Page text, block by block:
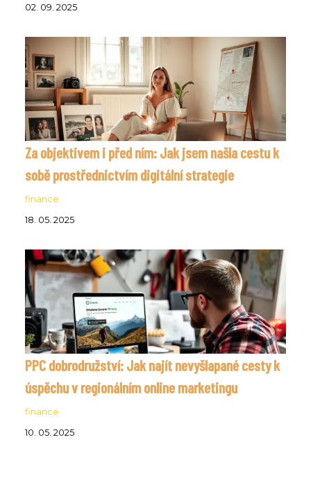
02. 09. 2025
Za objektivem i před ním: Jak jsem našla cestu k
sobě prostřednictvím digitální strategie
finance
18. 05. 2025
PPC dobrodružství: Jak najít nevyšlapané cesty k
úspěchu v regionálním online marketingu
finance
10. 05. 2025